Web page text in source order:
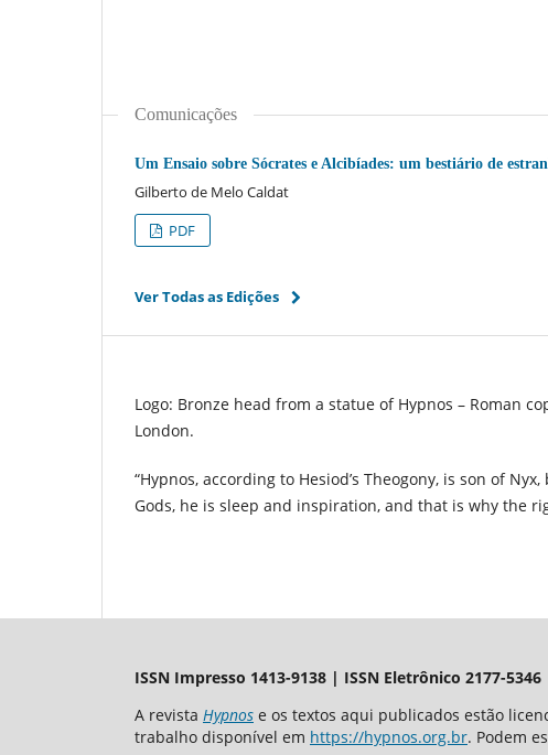
Comunicações
Um Ensaio sobre Sócrates e Alcibíades: um bestiário de
Gilberto de Melo Caldat
PDF
Ver Todas as Edições
Logo: Bronze head from a statue of Hypnos – Roman
London.
“Hypnos, according to Hesiod’s Theogony, is son of
Gods, he is sleep and inspiration, and that is why the
ISSN Impresso 1413-9138 | ISSN Eletrônico 2177-5346
A revista Hypnos e os textos aqui publicados estão
trabalho disponível em https://hypnos.org.br. Podem